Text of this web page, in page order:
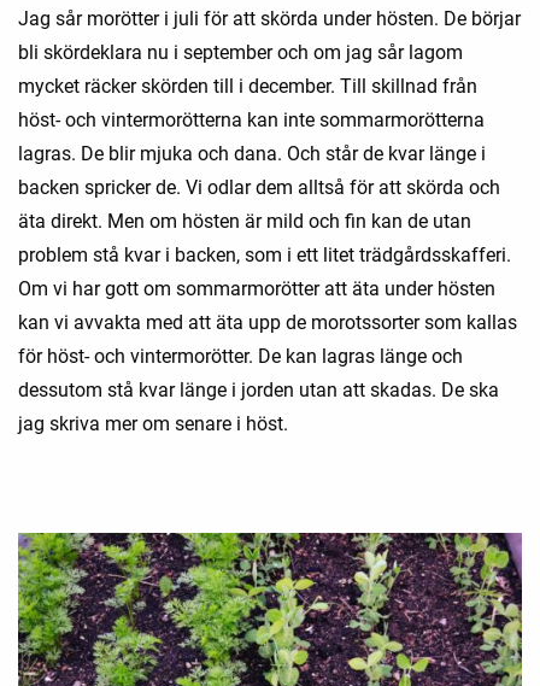
Jag sår morötter i juli för att skörda under hösten. De börjar
bli skördeklara nu i september och om jag sår lagom
mycket räcker skörden till i december. Till skillnad från
höst- och vintermorötterna kan inte sommarmorötterna
lagras. De blir mjuka och dana. Och står de kvar länge i
backen spricker de. Vi odlar dem alltså för att skörda och
äta direkt. Men om hösten är mild och fin kan de utan
problem stå kvar i backen, som i ett litet trädgårdsskafferi.
Om vi har gott om sommarmorötter att äta under hösten
kan vi avvakta med att äta upp de morotssorter som kallas
för höst- och vintermorötter. De kan lagras länge och
dessutom stå kvar länge i jorden utan att skadas. De ska
jag skriva mer om senare i höst.